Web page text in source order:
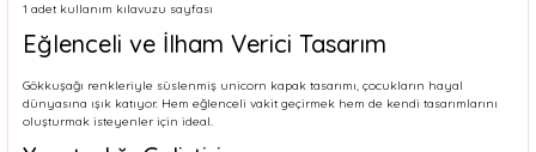
1 adet kullanım kılavuzu sayfası
Eğlenceli ve İlham Verici Tasarım
Gökkuşağı renkleriyle süslenmiş unicorn kapak tasarımı, çocukların hayal
dünyasına ışık katıyor. Hem eğlenceli vakit geçirmek hem de kendi tasarımlarını
oluşturmak isteyenler için ideal.